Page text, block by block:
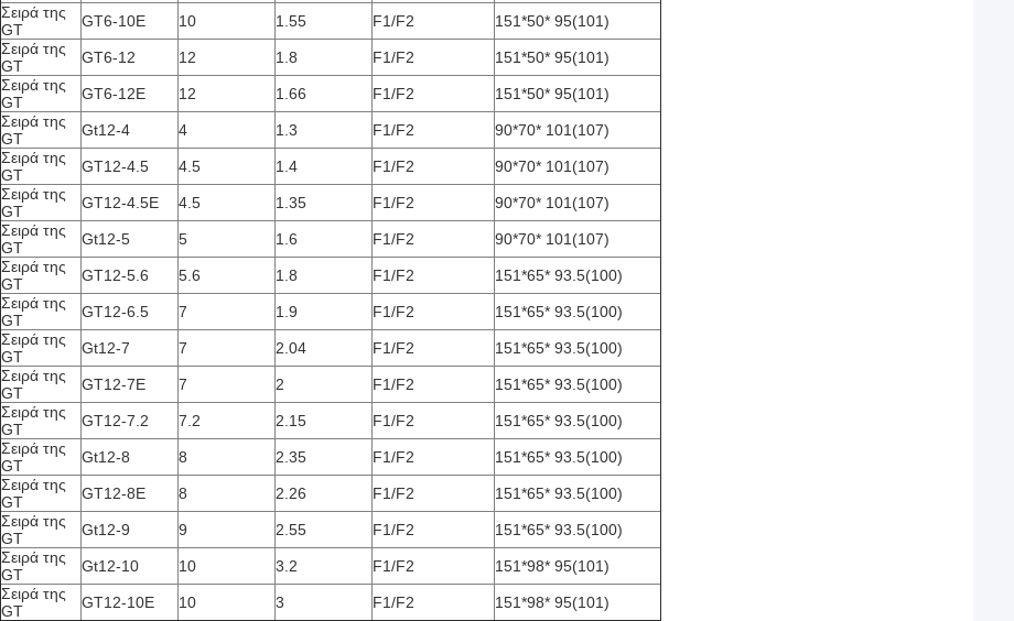
Σειρά της
GT
GT6-10E 10 1.55 F1/F2
151*50* 95(101)
Σειρά της
GT
GT6-12 12 1.8 F1/F2
151*50* 95(101)
Σειρά της
GT
GT6-12E 12 1.66 F1/F2
151*50* 95(101)
Σειρά της
GT
Gt12-4 4 1.3 F1/F2
90*70* 101(107)
Σειρά της
GT
GT12-4.5 4.5 1.4 F1/F2
90*70* 101(107)
Σειρά της
GT
GT12-4.5E 4.5 1.35 F1/F2
90*70* 101(107)
Σειρά της
GT
Gt12-5 5 1.6 F1/F2
90*70* 101(107)
Σειρά της
GT
GT12-5.6 5.6 1.8 F1/F2
151*65* 93.5(100)
Σειρά της
GT
GT12-6.5 7 1.9 F1/F2
151*65* 93.5(100)
Σειρά της
GT
Gt12-7 7 2.04 F1/F2
151*65* 93.5(100)
Σειρά της
GT
GT12-7E 7 2 F1/F2
151*65* 93.5(100)
Σειρά της
GT
GT12-7.2 7.2 2.15 F1/F2
151*65* 93.5(100)
Σειρά της
GT
Gt12-8 8 2.35 F1/F2
151*65* 93.5(100)
Σειρά της
GT
GT12-8E 8 2.26 F1/F2
151*65* 93.5(100)
Σειρά της
GT
Gt12-9 9 2.55 F1/F2
151*65* 93.5(100)
Σειρά της
GT
Gt12-10 10 3.2 F1/F2
151*98* 95(101)
Σειρά της
GT
GT12-10E 10 3 F1/F2
151*98* 95(101)